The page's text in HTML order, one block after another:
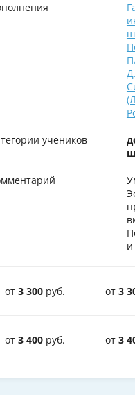
учеников
от 3 300 руб. от 3
от 3 400 руб. от 3